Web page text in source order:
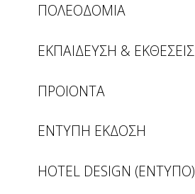
ΠΟΛΕΟΔΟΜΙΑ
ΕΚΠΑΙΔΕΥΣΗ & ΕΚΘΕΣΕΙΣ
ΠΡΟΙΟΝΤΑ
ΕΝΤΥΠΗ ΕΚΔΟΣΗ
HOTEL DESIGN (ΕΝΤΥΠΟ)